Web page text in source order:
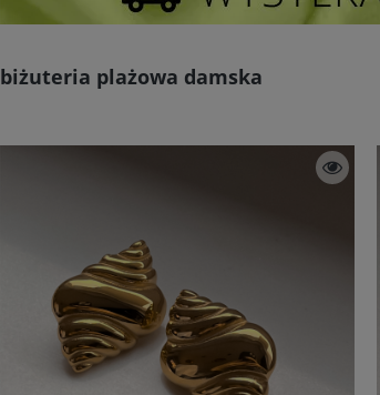
biżuteria plażowa damska